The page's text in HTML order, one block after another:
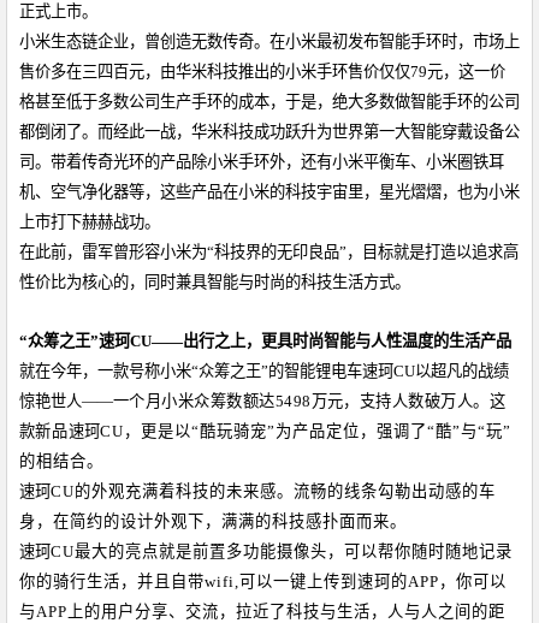
正式上市。
小米生态链企业，曾创造无数传奇。在小米最初发布智能手环时，市场上
售价多在三四百元，由华米科技推出的小米手环售价仅仅79元，这一价
格甚至低于多数公司生产手环的成本，于是，绝大多数做智能手环的公司
都倒闭了。而经此一战，华米科技成功跃升为世界第一大智能穿戴设备公
司。带着传奇光环的产品除小米手环外，还有小米平衡车、小米圈铁耳
机、空气净化器等，这些产品在小米的科技宇宙里，星光熠熠，也为小米
上市打下赫赫战功。
在此前，雷军曾形容小米为“科技界的无印良品” ，目标就是打造以追求高
性价比为核心的，同时兼具智能与时尚的科技生活方式。
“众筹之王”速珂 CU——出行之上，更具时尚智能与人性温度的生活产品
就在今年，一款号称小米“众筹之王”的智能锂电车速珂 CU以超凡的战绩
惊艳世人——一个月小米众筹数额达5498 万元，支持人数破万人。这
款新品速珂CU ，更是以“酷玩骑宠” 为产品定位，强调了“酷”与“玩”
的相结合。
速珂 CU的外观充满着科技的未来感。流畅的线条勾勒出动感的车
身，在简约的设计外观下，满满的科技感扑面而来。
速珂 CU最大的亮点就是前置多功能摄像头，可以帮你随时随地记录
你的骑行生活，并且自带wifi, 可以一键上传到速珂的APP ，你可以
与APP 上的用户分享、交流，拉近了科技与生活，人与人之间的距